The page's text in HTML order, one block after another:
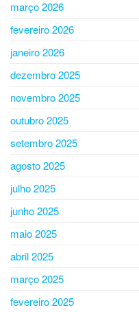
março 2026
fevereiro 2026
janeiro 2026
dezembro 2025
novembro 2025
outubro 2025
setembro 2025
agosto 2025
julho 2025
junho 2025
maio 2025
abril 2025
março 2025
fevereiro 2025